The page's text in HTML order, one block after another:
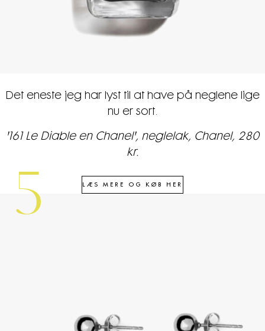
Det eneste jeg har lyst til at have på neglene lige
nu er sort.
'161 Le Diable en Chanel', neglelak, Chanel, 280
kr.
LÆS MERE OG KØB HER
5